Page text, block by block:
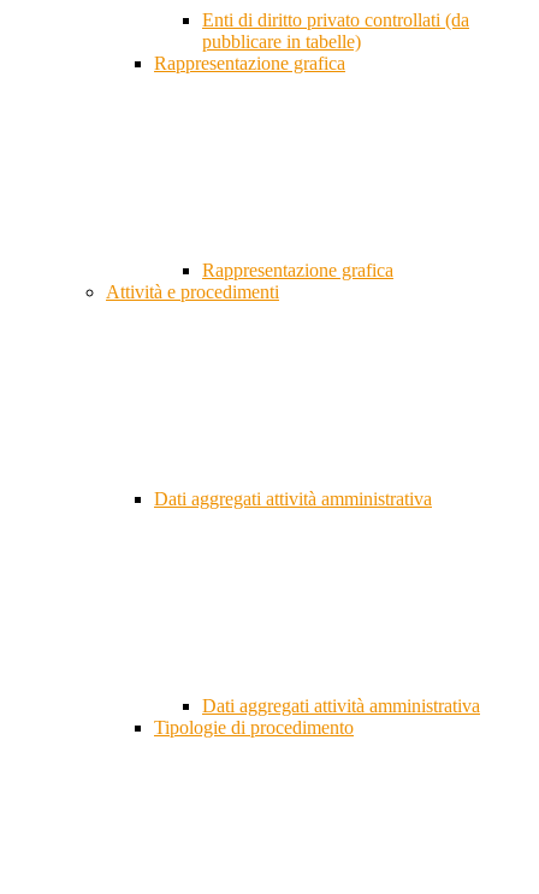
Enti di diritto privato controllati (da
pubblicare in tabelle)
Rappresentazione grafica
Rappresentazione grafica
Attività e procedimenti
Dati aggregati attività amministrativa
Dati aggregati attività amministrativa
Tipologie di procedimento